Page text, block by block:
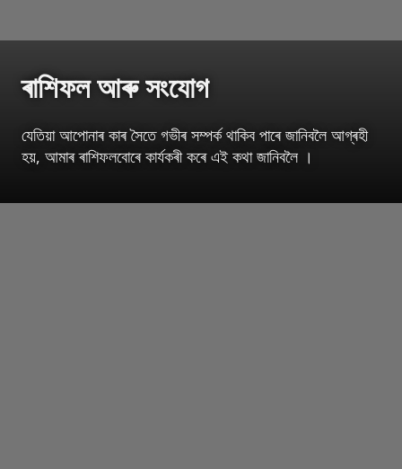
ৰাশিফল আৰু সংযোগ
যেতিয়া আপোনাৰ কাৰ সৈতে গভীৰ সম্পৰ্ক থাকিব পাৰে জানিবলৈ আগ্ৰহী
হয়, আমাৰ ৰাশিফলবোৰে কাৰ্যকৰী কৰে এই কথা জানিবলৈ ।